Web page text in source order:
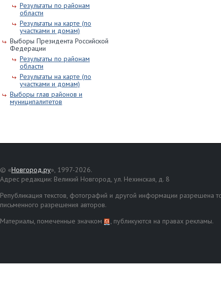
Результаты по районам
области
Результаты на карте (по
участками и домам)
Выборы Президента Российской
Федерации
Результаты по районам
области
Результаты на карте (по
участками и домам)
Выборы глав районов и
муниципалитетов
© «Новгород.ру», 1997-2026.
Адрес редакции: Великий Новгород, ул. Нехинская, д. 8
Републикация текстов, фотографий и другой информации разрешена
письменного разрешения авторов.
Материалы, помеченные значком
, публикуются на правах рекламы.